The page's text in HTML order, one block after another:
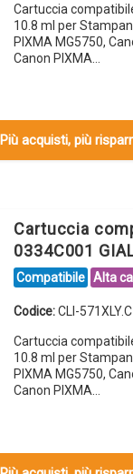
Cartuccia
10.8 ml per
PIXMA MG5750,
Canon PIXMA…
Più acquisti, più
Cartuccia
0334C001
Compatibile Alta
Codice:CLI-571XLY.C
Cartuccia
10.8 ml per
PIXMA MG5750,
Canon PIXMA…